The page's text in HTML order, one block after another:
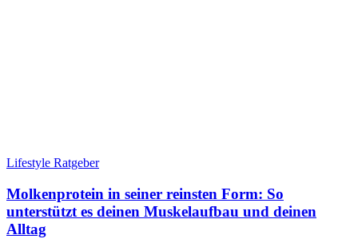
Lifestyle Ratgeber
Molkenprotein in seiner reinsten Form: So
unterstützt es deinen Muskelaufbau und deinen
Alltag